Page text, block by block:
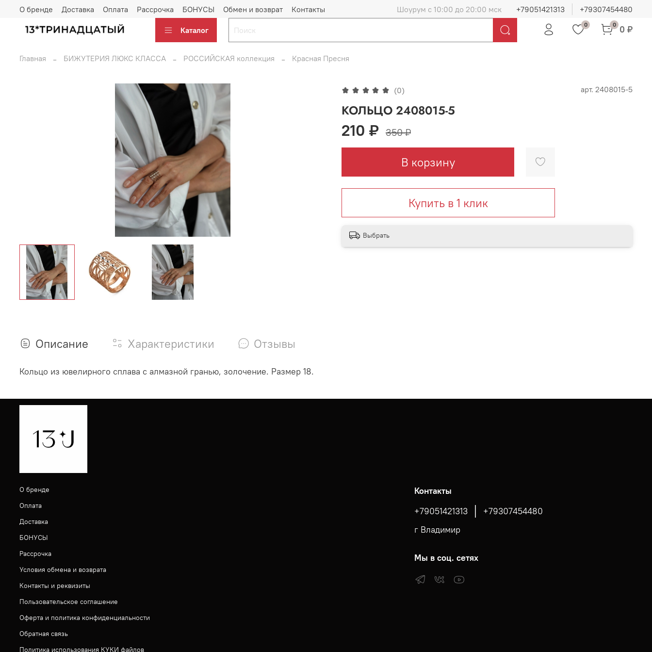
О бренде Доставка Оплата Рассрочка БОНУСЫ Обмен и возврат Контакты Шоурум с 10:00 до 20:00 мск +79051421313 +79307454480
Каталог
0 0 0 ₽
Главная БИЖУТЕРИЯ ЛЮКС КЛАССА РОССИЙСКАЯ коллекция Красная Пресня
(0) арт. 2408015-5
КОЛЬЦО 2408015-5
210 ₽ 350 ₽
В корзину
Купить в 1 клик
Выбрать
Описание Характеристики Отзывы
Кольцо из ювелирного сплава с алмазной гранью, золочение. Размер 18.
О бренде
Оплата
Доставка
БОНУСЫ
Рассрочка
Условия обмена и возврата
Контакты и реквизиты
Пользовательское соглашение
Оферта и политика конфиденциальности
Обратная связь
Политика использования КУКИ файлов
Контакты
+79051421313
+79307454480
г Владимир
Мы в соц. сетях